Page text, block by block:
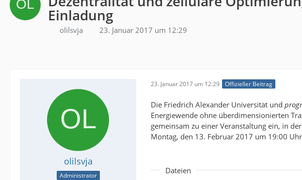
Einladung
olilsvja 23. Januar 2017 um 12:29
olilsvja
Administrator
23. Januar 2017 um 12:29 Offizieller Beitrag
Die Friedrich Alexander Universität und
Energiewende ohne überdimensionierten
gemeinsam zu einer Veranstaltung ein, in
Montag, den 13. Februar 2017 um 19:00
Dateien